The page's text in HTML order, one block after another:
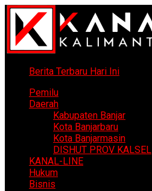
Berita Terbaru Hari Ini
Pemilu
Daerah
Kabupaten Banjar
Kota Banjarbaru
Kota Banjarmasin
DISHUT PROV KALSEL
KANAL-LINE
Hukum
Bisnis